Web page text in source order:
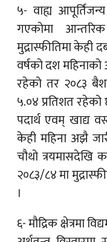
५- वाह्य
गएकोमा
मुद्रास्फीतिमा केही
वर्षको दश महिनाको
रहेको तर २०८३
५.०४ प्रतिशत
पदार्थ एवम् खाद्य
केही महिना अझै
चौथो
२०८३/८४ मा
।
६- मौद्रिक क्षेत्रमा